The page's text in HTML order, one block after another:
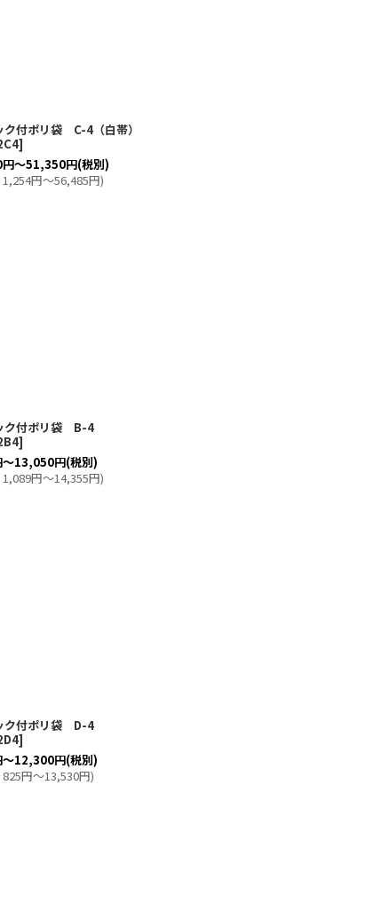
ク付ポリ袋 C-4（白帯）
]
円～51,350円(税別)
1,254円～56,485円)
ク付ポリ袋 B-4
]
～13,050円(税別)
1,089円～14,355円)
ク付ポリ袋 D-4
]
～12,300円(税別)
825円～13,530円)